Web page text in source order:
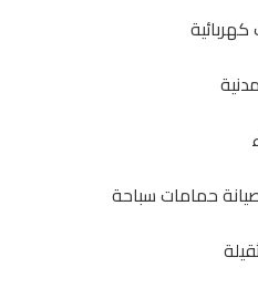
حمامات سباحة